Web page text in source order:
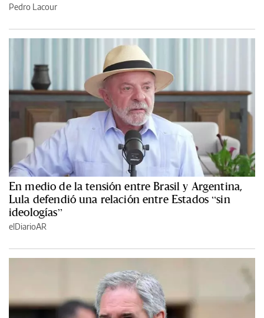
Pedro Lacour
En medio de la tensión entre Brasil y Argentina,
Lula defendió una relación entre Estados “sin
ideologías”
elDiarioAR